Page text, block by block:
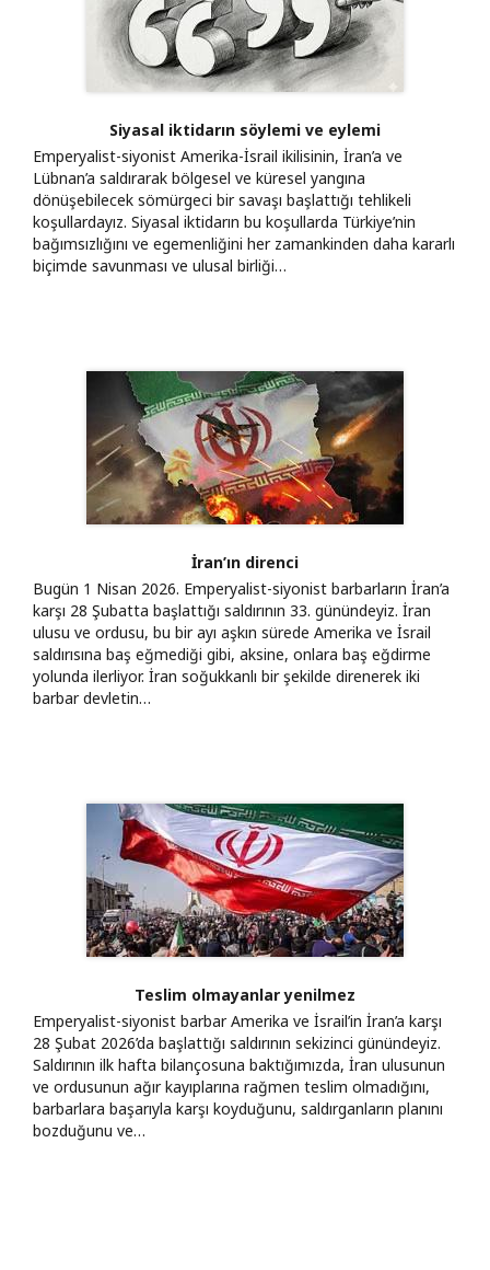
Siyasal iktidarın söylemi ve eylemi
Emperyalist-siyonist Amerika-İsrail ikilisinin, İran’a ve
Lübnan’a saldırarak bölgesel ve küresel yangına
dönüşebilecek sömürgeci bir savaşı başlattığı tehlikeli
koşullardayız. Siyasal iktidarın bu koşullarda Türkiye’nin
bağımsızlığını ve egemenliğini her zamankinden daha kararlı
biçimde savunması ve ulusal birliği…
İran’ın direnci
Bugün 1 Nisan 2026. Emperyalist-siyonist barbarların İran’a
karşı 28 Şubatta başlattığı saldırının 33. günündeyiz. İran
ulusu ve ordusu, bu bir ayı aşkın sürede Amerika ve İsrail
saldırısına baş eğmediği gibi, aksine, onlara baş eğdirme
yolunda ilerliyor. İran soğukkanlı bir şekilde direnerek iki
barbar devletin…
Teslim olmayanlar yenilmez
Emperyalist-siyonist barbar Amerika ve İsrail’in İran’a karşı
28 Şubat 2026’da başlattığı saldırının sekizinci günündeyiz.
Saldırının ilk hafta bilançosuna baktığımızda, İran ulusunun
ve ordusunun ağır kayıplarına rağmen teslim olmadığını,
barbarlara başarıyla karşı koyduğunu, saldırganların planını
bozduğunu ve…